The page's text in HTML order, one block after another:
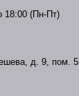
18:00 (Пн-Пт)
д. 9, пом. 5